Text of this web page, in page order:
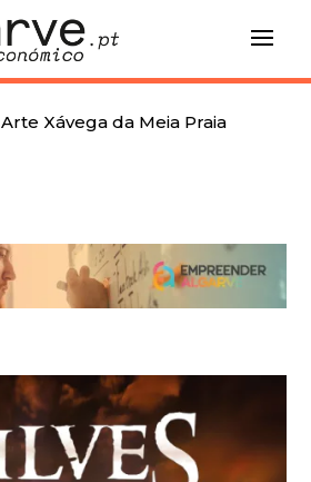
Arte Xávega da Meia Praia